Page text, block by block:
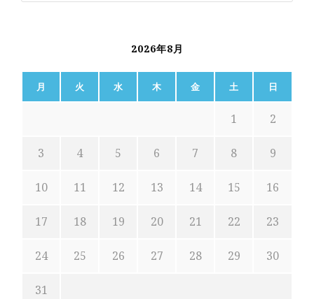
2026年8月
月 火 水 木 金 土 日
1 2
3 4 5 6 7 8 9
10 11 12 13 14 15 16
17 18 19 20 21 22 23
24 25 26 27 28 29 30
31